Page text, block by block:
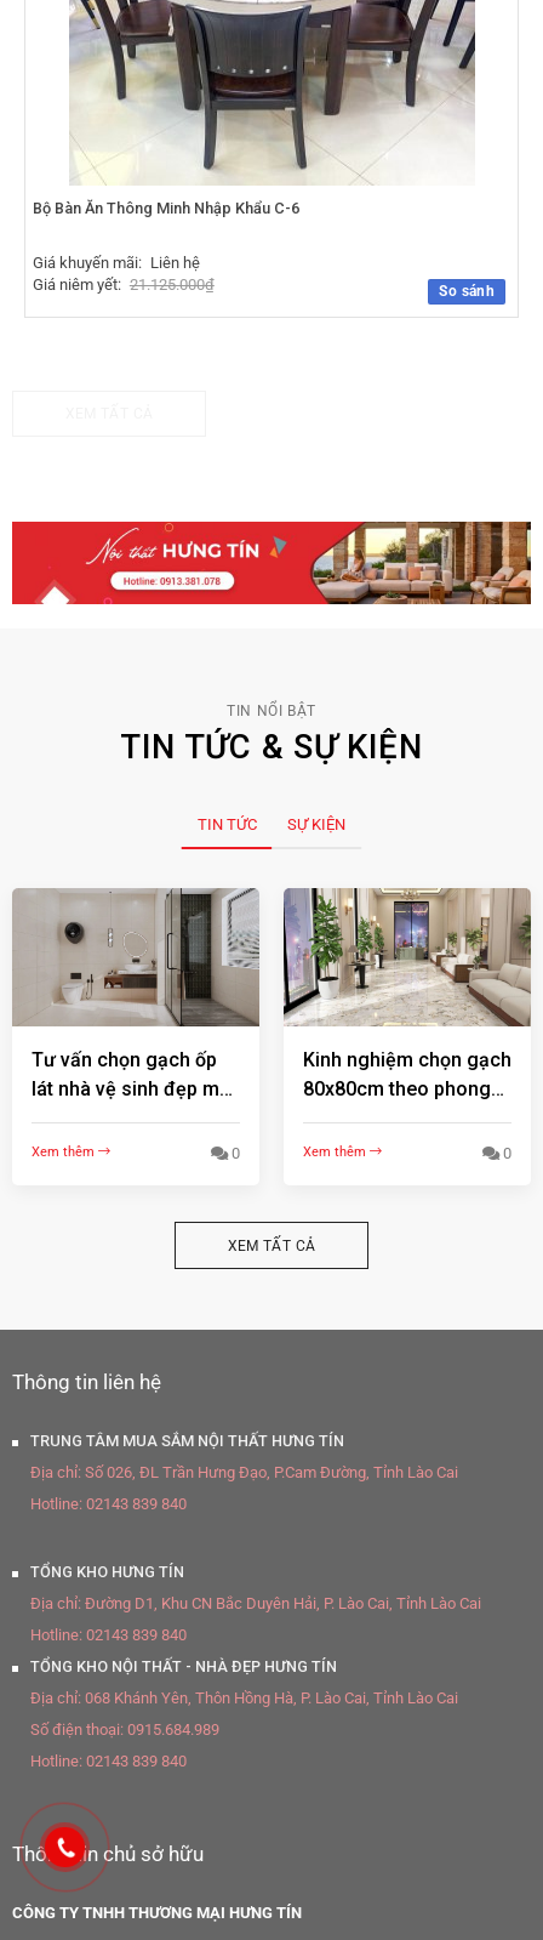
So sánh
Bộ Bàn Ăn Thông Minh Nhập Khẩu C-6
Giá khuyến mãi: Liên hệ
Giá niêm yết: 21.125.000₫
TIN NỔI BẬT
TIN TỨC & SỰ KIỆN
TIN TỨC SỰ KIỆN
Tư vấn chọn gạch ốp
lát nhà vệ sinh đẹp mà
vẫn tiết kiệm chi phí !
Xem thêm 0
Kinh nghiệm chọn gạch
80x80cm theo phong
thủy | Bí quyết thu hút
tài lộc & thẩm mỹ !
Xem thêm 0
XEM TẤT CẢ
Thông tin liên hệ
TRUNG TÂM MUA SẮM NỘI THẤT HƯNG TÍN
Địa chỉ: Số 026, ĐL Trần Hưng Đạo, P.Cam Đường, Tỉnh Lào Cai
Hotline: 02143 839 840
TỔNG KHO HƯNG TÍN
Địa chỉ: Đường D1, Khu CN Bắc Duyên Hải, P. Lào Cai, Tỉnh Lào Cai
Hotline: 02143 839 840
TỔNG KHO NỘI THẤT - NHÀ ĐẸP HƯNG TÍN
Địa chỉ: 068 Khánh Yên, Thôn Hồng Hà, P. Lào Cai, Tỉnh Lào Cai
Số điện thoại: 0915.684.989
Hotline: 02143 839 840
Thông tin chủ sở hữu
CÔNG TY TNHH THƯƠNG MẠI HƯNG TÍN